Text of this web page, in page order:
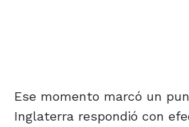
Ese momento marcó un
Inglaterra respondió con